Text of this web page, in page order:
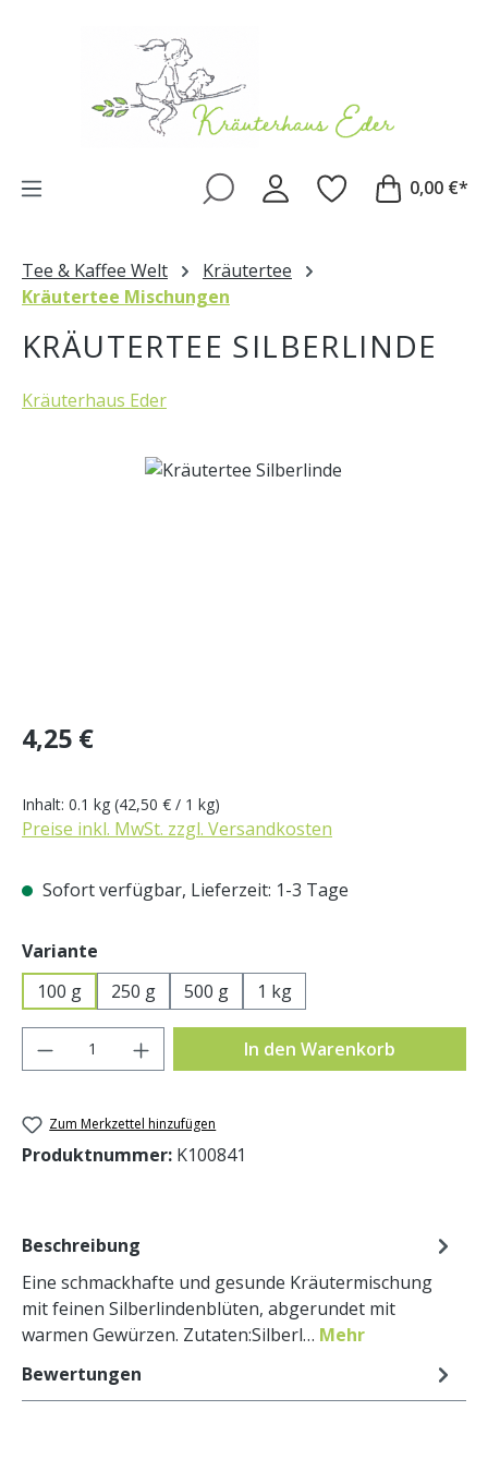
0,00 €*
Tee & Kaffee Welt
Kräutertee
Kräutertee Mischungen
KRÄUTERTEE SILBERLINDE
Kräuterhaus Eder
Bildergalerie überspringen
Regulärer Preis:
4,25 €
Inhalt: 0.1 kg (42,50 € / 1 kg)
Preise inkl. MwSt. zzgl. Versandkosten
Sofort verfügbar, Lieferzeit: 1-3 Tage
Variante
100 g
250 g 500 g 1 kg
Produkt Anzahl: Gib den gewünschten
In den Warenkorb
Zum Merkzettel hinzufügen
Produktnummer: K100841
Beschreibung
Eine schmackhafte und gesunde Kräutermischung
mit feinen Silberlindenblüten, abgerundet mit
warmen Gewürzen. Zutaten:Silberl… Mehr
Bewertungen